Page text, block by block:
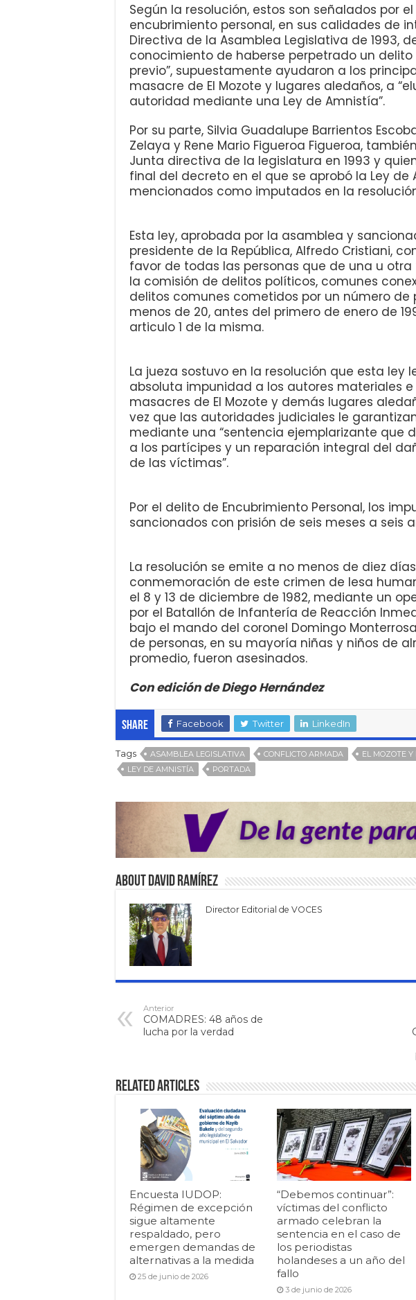
Según la resolución, estos son señalados por
encubrimiento personal, en sus calidades de
Directiva de la Asamblea Legislativa de 1993,
conocimiento de haberse perpetrado un
previo”, supuestamente ayudaron a los
masacre de El Mozote y lugares aledaños, a
autoridad mediante una Ley de Amnistía”.
Por su parte, Silvia Guadalupe Barrientos
Zelaya y Rene Mario Figueroa Figueroa,
Junta directiva de la legislatura en 1993 y
final del decreto en el que se aprobó la Ley de
mencionados como imputados en la
Esta ley, aprobada por la asamblea y
presidente de la República, Alfredo Cristiani,
favor de todas las personas que de una u
la comisión de delitos políticos, comunes
delitos comunes cometidos por un número de
menos de 20, antes del primero de enero de
articulo 1 de la misma.
La jueza sostuvo en la resolución que esta ley
absoluta impunidad a los autores materiales
masacres de El Mozote y demás lugares
vez que las autoridades judiciales le
mediante una “sentencia ejemplarizante que
a los partícipes y un reparación integral del
de las víctimas”.
Por el delito de Encubrimiento Personal, los
sancionados con prisión de seis meses a seis
La resolución se emite a no menos de diez
conmemoración de este crimen de lesa
el 8 y 13 de diciembre de 1982, mediante un
por el Batallón de Infantería de Reacción
bajo el mando del coronel Domingo
de personas, en su mayoría niñas y niños de
promedio, fueron asesinados.
Con edición de Diego Hernández
Share Facebook Twitter LinkedIn
Tags ASAMBLEA LEGISLATIVA CONFLICTO ARMADA EL MOZOTE
LEY DE AMNISTÍA
PORTADA
About David Ramírez
Director Editorial de VOCES
Anterior
COMADRES: 48 años de
lucha por la verdad
Related Articles
Encuesta IUDOP:
Régimen de excepción
sigue altamente
respaldado, pero
emergen demandas de
alternativas a la medida
25 de junio de 2026
“Debemos continuar”:
víctimas del conflicto
armado celebran la
sentencia en el caso de
los periodistas
holandeses a un año del
fallo
3 de junio de 2026